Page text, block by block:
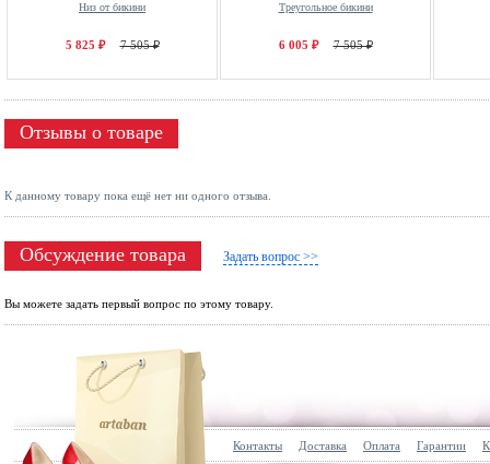
Низ от бикини
5 825 ₽ 7 505 ₽
Треугольное бикини
6 005 ₽ 7 505 ₽
Отзывы о товаре
К данному товару пока ещё нет ни одного отзыва.
Обсуждение товара Задать вопрос >>
Вы можете задать первый вопрос по этому товару.
Контакты Доставка Оплата Гарантии